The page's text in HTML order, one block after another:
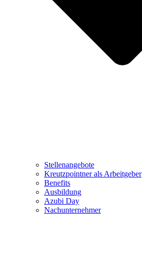
Stellenangebote
Kreutzpointner als Arbeitgeber
Benefits
Ausbildung
Azubi Day
Nachunternehmer